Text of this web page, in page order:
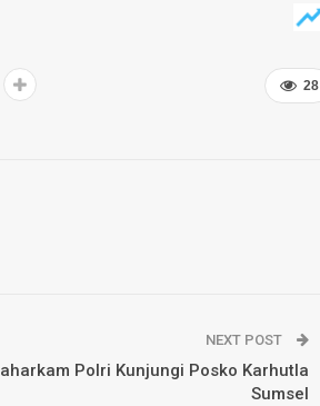
28
NEXT POST
Polri Kunjungi Posko Karhutla
Sumsel